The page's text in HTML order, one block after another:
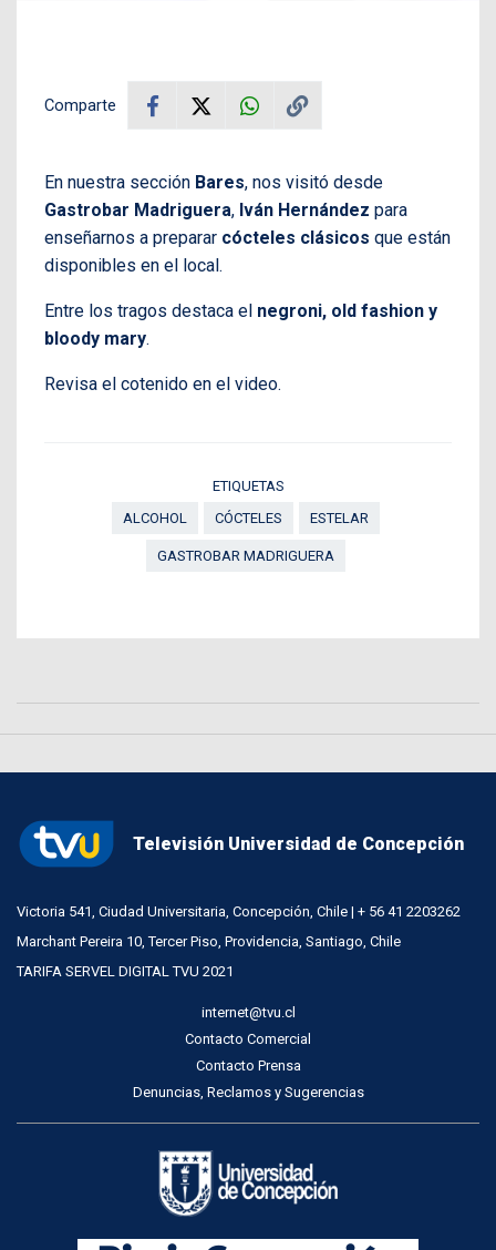
Comparte
En nuestra sección Bares, nos visitó desde
Gastrobar Madriguera, Iván Hernández para
enseñarnos a preparar cócteles clásicos que están
disponibles en el local.
Entre los tragos destaca el negroni, old fashion y
bloody mary.
Revisa el cotenido en el video.
ETIQUETAS
ALCOHOL
CÓCTELES ESTELAR
GASTROBAR MADRIGUERA
Televisión Universidad de Concepción
Victoria 541, Ciudad Universitaria, Concepción, Chile | + 56 41 2203262
Marchant Pereira 10, Tercer Piso, Providencia, Santiago, Chile
TARIFA SERVEL DIGITAL TVU 2021
internet@tvu.cl
Contacto Comercial
Contacto Prensa
Denuncias, Reclamos y Sugerencias